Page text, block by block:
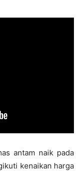
antam naik pada
kenaikan harga